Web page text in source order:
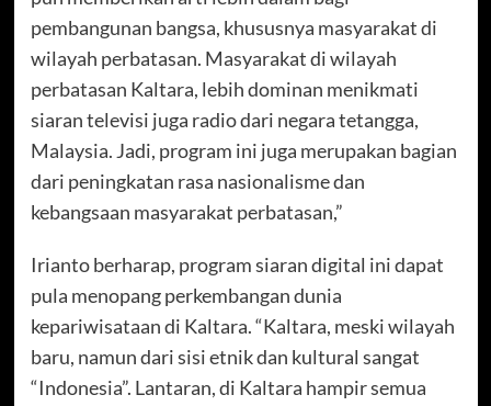
pembangunan bangsa, khususnya masyarakat di
wilayah perbatasan. Masyarakat di wilayah
perbatasan Kaltara, lebih dominan menikmati
siaran televisi juga radio dari negara tetangga,
Malaysia. Jadi, program ini juga merupakan bagian
dari peningkatan rasa nasionalisme dan
kebangsaan masyarakat perbatasan,”
Irianto berharap, program siaran digital ini dapat
pula menopang perkembangan dunia
kepariwisataan di Kaltara. “Kaltara, meski wilayah
baru, namun dari sisi etnik dan kultural sangat
“Indonesia”. Lantaran, di Kaltara hampir semua